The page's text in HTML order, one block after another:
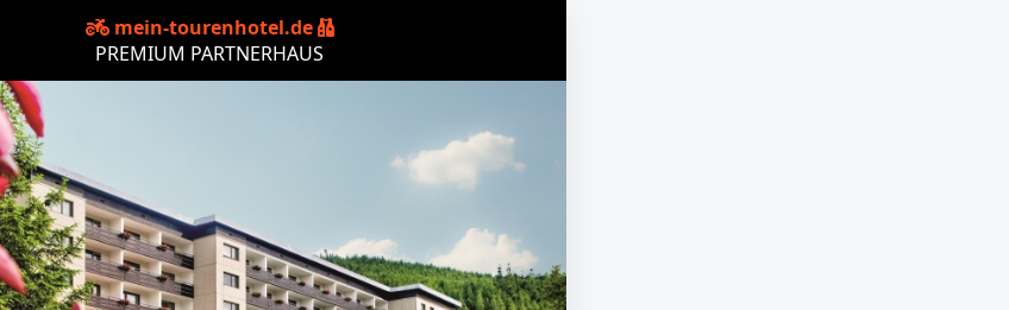
mein-tourenhotel.de
PREMIUM PARTNERHAUS